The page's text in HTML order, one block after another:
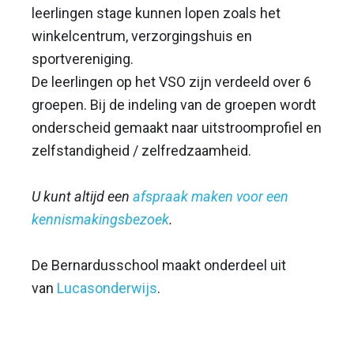
leerlingen stage kunnen lopen zoals het
winkelcentrum, verzorgingshuis en
sportvereniging.
De leerlingen op het VSO zijn verdeeld over 6
groepen. Bij de indeling van de groepen wordt
onderscheid gemaakt naar uitstroomprofiel en
zelfstandigheid / zelfredzaamheid.
U kunt altijd een afspraak maken voor een
kennismakingsbezoek.
De Bernardusschool maakt onderdeel uit
van Lucasonderwijs.